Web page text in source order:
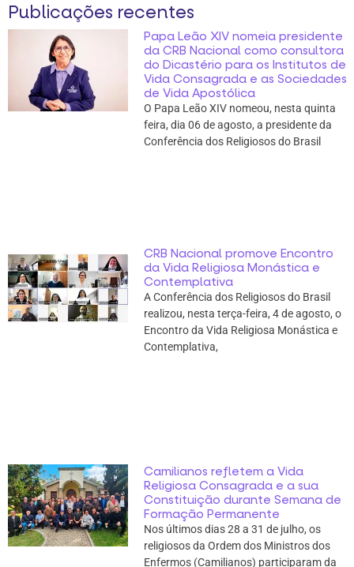
Publicações recentes
Papa Leão XIV nomeia presidente
da CRB Nacional como consultora
do Dicastério para os Institutos de
Vida Consagrada e as Sociedades
de Vida Apostólica
O Papa Leão XIV nomeou, nesta quinta
feira, dia 06 de agosto, a presidente da
Conferência dos Religiosos do Brasil
CRB Nacional promove Encontro
da Vida Religiosa Monástica e
Contemplativa
A Conferência dos Religiosos do Brasil
realizou, nesta terça-feira, 4 de agosto, o
Encontro da Vida Religiosa Monástica e
Contemplativa,
Camilianos refletem a Vida
Religiosa Consagrada e a sua
Constituição durante Semana de
Formação Permanente
Nos últimos dias 28 a 31 de julho, os
religiosos da Ordem dos Ministros dos
Enfermos (Camilianos) participaram da